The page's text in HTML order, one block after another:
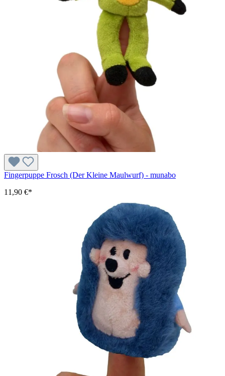
Fingerpuppe Frosch (Der Kleine Maulwurf) - munabo
11,90 €*